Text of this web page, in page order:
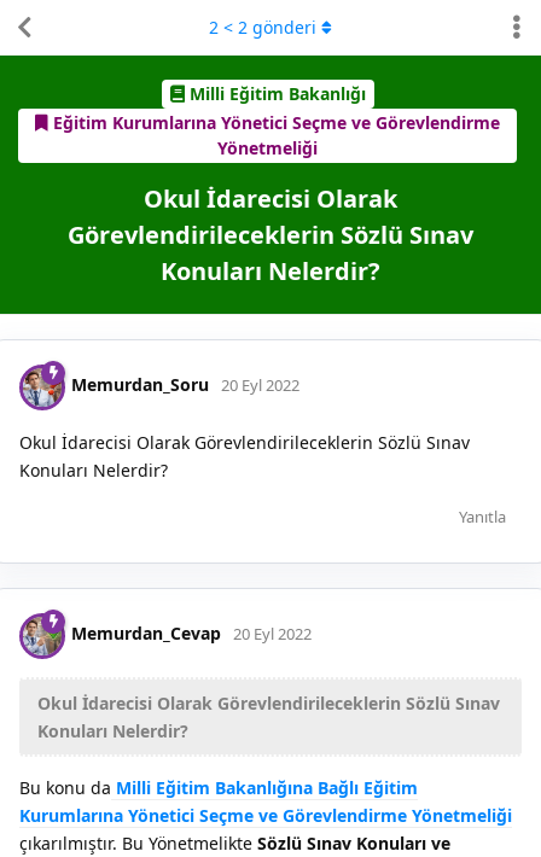
Milli Eğitim Bakanlığı
Eğitim Kurumlarına Yönetici Seçme ve Görevlendirme
Yönetmeliği
Okul İdarecisi Olarak
Görevlendirileceklerin Sözlü Sınav
Konuları Nelerdir?
2 < 2 gönderi
Memurdan_Soru 20 Eyl 2022
Okul İdarecisi Olarak Görevlendirileceklerin Sözlü Sınav
Konuları Nelerdir?
Yanıtla
Memurdan_Cevap 20 Eyl 2022
Okul İdarecisi Olarak Görevlendirileceklerin Sözlü Sınav
Konuları Nelerdir?
Bu konu da Milli Eğitim Bakanlığına Bağlı Eğitim
Kurumlarına Yönetici Seçme ve Görevlendirme Yönetmeliği
çıkarılmıştır. Bu Yönetmelikte Sözlü Sınav Konuları ve